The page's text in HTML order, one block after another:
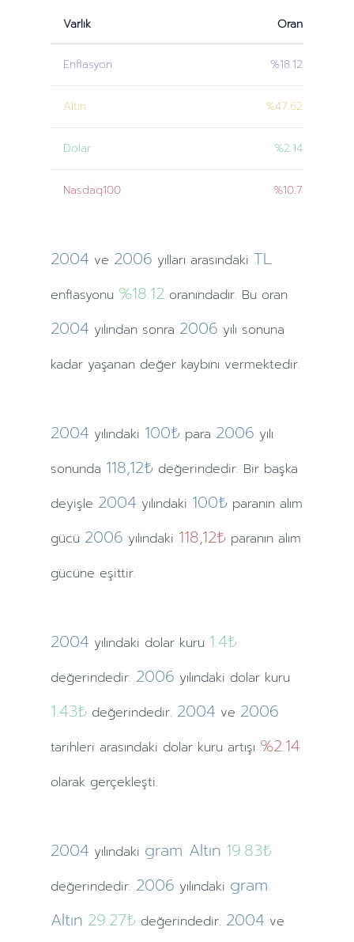
Varlık Oran
Enflasyon %18.12
Altın %47.62
Dolar %2.14
Nasdaq100 %10.7
2004 ve 2006 yılları arasındaki TL
enflasyonu %18.12oranındadır. Bu oran
2004 yılındansonra 2006 yılı sonuna
kadar yaşanan değer kaybını vermektedir.
2004 yılındaki 100₺ para 2006 yılı
sonunda 118,12₺ değerindedir. Bir başka
deyişle 2004 yılındaki 100₺ paranın alım
gücü 2006 yılındaki 118,12₺ paranın alım
gücüne eşittir.
2004 yılındaki dolar kuru 1.4₺
değerindedir. 2006 yılındaki dolar kuru
1.43₺değerindedir. 2004 ve 2006
tarihleri arasındaki dolar kuru artışı %2.14
olarak gerçekleşti.
2004 yılındaki gram Altın 19.83₺
değerindedir. 2006 yılındaki gram
Altın 29.27₺değerindedir. 2004 ve